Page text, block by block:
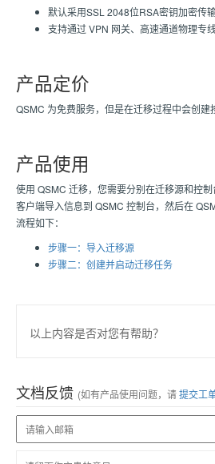
默认采用SSL 2048位RSA密钥加密传输
支持通过 VPN 网关、高速通道物理专
产品定价
QSMC 为免费服务，但是在迁移过程中会创建
产品使用
使用 QSMC 迁移，您需要分别在迁移源和控
客户端导入信息到 QSMC 控制台，然后在
流程如下：
步骤一：导入迁移源
步骤二：创建并启动迁移任务
以上内容是否对您有帮助？
文档反馈 (如有产品使用问题，请提交工